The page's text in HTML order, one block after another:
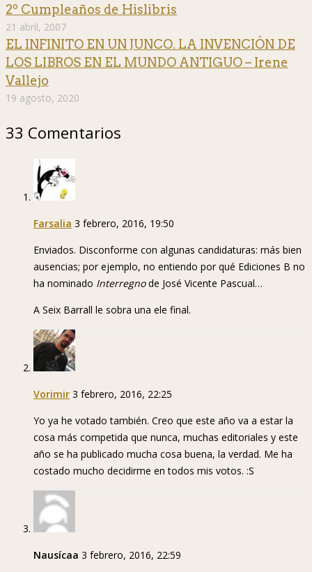
2º Cumpleaños de Hislibris
21 abril, 2007
EL INFINITO EN UN JUNCO. LA INVENCIÓN DE
LOS LIBROS EN EL MUNDO ANTIGUO – Irene
Vallejo
19 agosto, 2020
33 Comentarios
Farsalia 3 febrero, 2016, 19:50
Enviados. Disconforme con algunas candidaturas: más bien
ausencias; por ejemplo, no entiendo por qué Ediciones B no
ha nominado Interregnode José Vicente Pascual…
A Seix Barrall le sobra una ele final.
Vorimir 3 febrero, 2016, 22:25
Yo ya he votado también. Creo que este año va a estar la
cosa más competida que nunca, muchas editoriales y este
año se ha publicado mucha cosa buena, la verdad. Me ha
costado mucho decidirme en todos mis votos. :S
Nausícaa 3 febrero, 2016, 22:59